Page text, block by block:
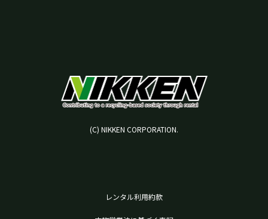
(C) NIKKEN CORPORATION.
レンタル利用約款